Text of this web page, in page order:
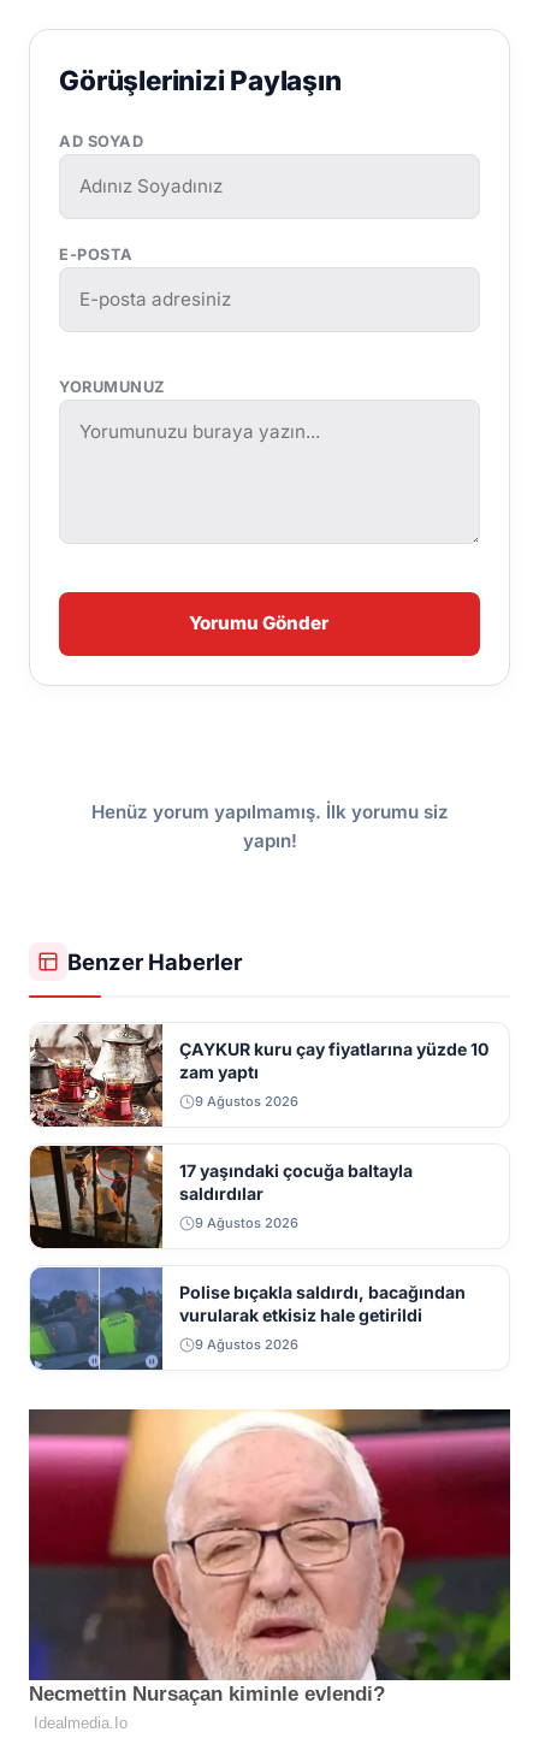
Görüşlerinizi Paylaşın
AD SOYAD
E-POSTA
YORUMUNUZ
Yorumu Gönder
Henüz yorum yapılmamış. İlk yorumu siz
yapın!
Benzer Haberler
ÇAYKUR kuru çay fiyatlarına yüzde 10
zam yaptı
9 Ağustos 2026
17 yaşındaki çocuğa baltayla
saldırdılar
9 Ağustos 2026
Polise bıçakla saldırdı, bacağından
vurularak etkisiz hale getirildi
9 Ağustos 2026